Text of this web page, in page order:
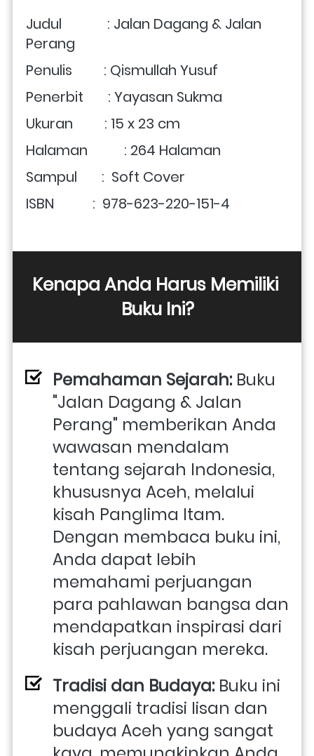
Judul             : Jalan Dagang & Jalan
Perang
Penulis         : Qismullah Yusuf
Penerbit       : Yayasan Sukma
Ukuran         : 15 x 23 cm
Halaman	    : 264 Halaman
Sampul       :  Soft Cover
ISBN           :  978-623-220-151-4
Kenapa Anda Harus Memiliki
Buku Ini?
Pemahaman Sejarah: Buku
"Jalan Dagang & Jalan
Perang" memberikan Anda
wawasan mendalam
tentang sejarah Indonesia,
khususnya Aceh, melalui
kisah Panglima Itam.
Dengan membaca buku ini,
Anda dapat lebih
memahami perjuangan
para pahlawan bangsa dan
mendapatkan inspirasi dari
kisah perjuangan mereka.
Tradisi dan Budaya: Buku ini
menggali tradisi lisan dan
budaya Aceh yang sangat